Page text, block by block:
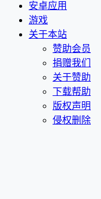
安卓应用
游戏
关于本站
赞助会员
捐赠我们
关于赞助
下载帮助
版权声明
侵权删除